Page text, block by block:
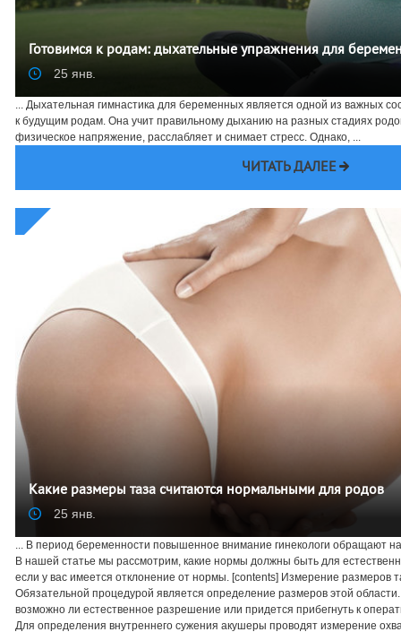
Готовимся к родам: дыхательные упражнения для
25 янв.
... Дыхательная гимнастика для беременных является одной из важных
к будущим родам. Она учит правильному дыханию на разных стадиях
физическое напряжение, расслабляет и снимает стресс. Однако, ...
ЧИТАТЬ ДАЛЕЕ
Какие размеры таза считаются нормальными для родов
25 янв.
... В период беременности повышенное внимание гинекологи обращают
В нашей статье мы рассмотрим, какие нормы должны быть для
если у вас имеется отклонение от нормы. [contents] Измерение размеров
Обязательной процедурой является определение размеров этой
возможно ли естественное разрешение или придется прибегнуть к
Для определения внутреннего сужения акушеры проводят измерение